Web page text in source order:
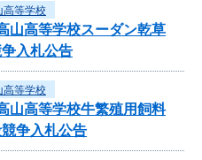
高等学校
高等学校スーダン乾草
入札公告
高等学校
高等学校牛繁殖用飼料
争入札公告